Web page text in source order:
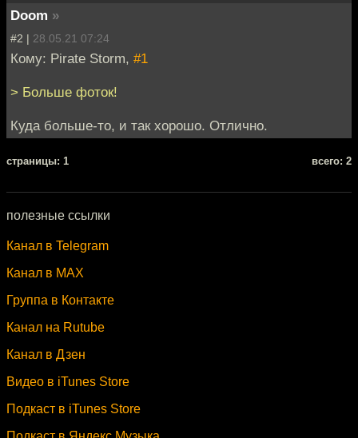
Doom »
#2 | 28.05.21 07:24
Кому: Pirate Storm, #1
> Больше фоток!
Куда больше-то, и так хорошо. Отлично.
cтраницы: 1 всего: 2
полезные ссылки
Канал в Telegram
Канал в MAX
Группа в Контакте
Канал на Rutube
Канал в Дзен
Видео в iTunes Store
Подкаст в iTunes Store